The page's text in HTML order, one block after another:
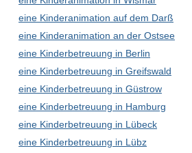
eine Kinderanimation auf dem Darß
eine Kinderanimation an der Ostsee
eine Kinderbetreuung in Berlin
eine Kinderbetreuung in Greifswald
eine Kinderbetreuung in Güstrow
eine Kinderbetreuung in Hamburg
eine Kinderbetreuung in Lübeck
eine Kinderbetreuung in Lübz